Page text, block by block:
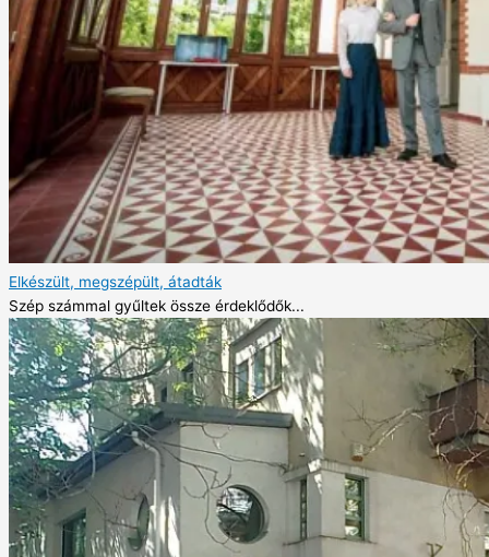
Elkészült, megszépült, átadták
Szép számmal gyűltek össze érdeklődők...